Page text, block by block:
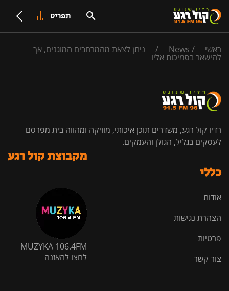
תפריט
ראשי /
News
/ ניתן לצאת מהמרחבים המוגנים, אך
להישאר בסמיכות אליו
רדיו קול רגע, משדרים תוכן איכותי, מוזיקה ומהווה בית מפרסם
לעסקים בגליל, הגולן והעמקים.
כללי
אודות
הצהרת נגישות
פרטיות
צור קשר
מקבוצת קול רגע
MUZYKA 106.4FM
לחצו להאזנה